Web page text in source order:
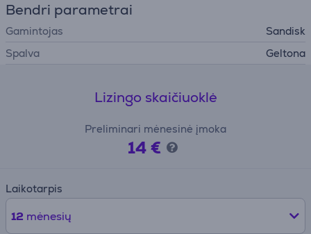
Bendri parametrai
Gamintojas
Sandisk
Spalva
Geltona
Lizingo skaičiuoklė
Preliminari mėnesinė įmoka
14 €
Laikotarpis
12 mėnesių